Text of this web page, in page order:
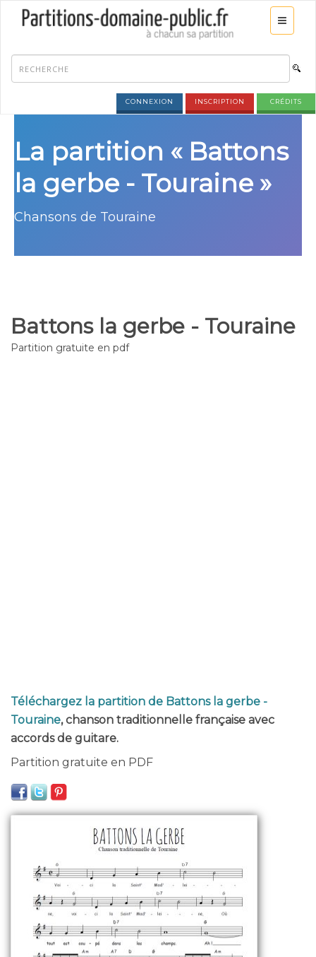
CONNEXION INSCRIPTION CRÉDITS
La partition « Battons
la gerbe - Touraine »
Chansons de Touraine
Battons la gerbe - Touraine
Partition gratuite en pdf
Téléchargez la partition de Battons la gerbe -
Touraine, chanson traditionnelle française avec
accords de guitare.
Partition gratuite en PDF